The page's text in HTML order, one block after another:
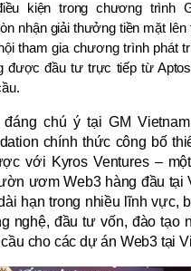
kiện trong chương trình
nhận giải thưởng tiền mặt
tham gia chương trình phát
được đầu tư trực tiếp từ
chú ý tại GM
chính thức công bố
với Kyros Ventures –
ươm Web3 hàng đầu tại
hạn trong nhiều lĩnh vực,
nghệ, đầu tư vốn, đào tạo
cho các dự án Web3 tại